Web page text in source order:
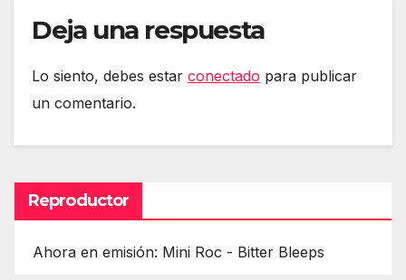
Deja una respuesta
Lo siento, debes estar conectado para publicar
un comentario.
Reproductor
Ahora en emisión: Mini Roc - Bitter Bleeps